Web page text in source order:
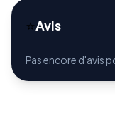
⭐Avis
Pas encore d'avis